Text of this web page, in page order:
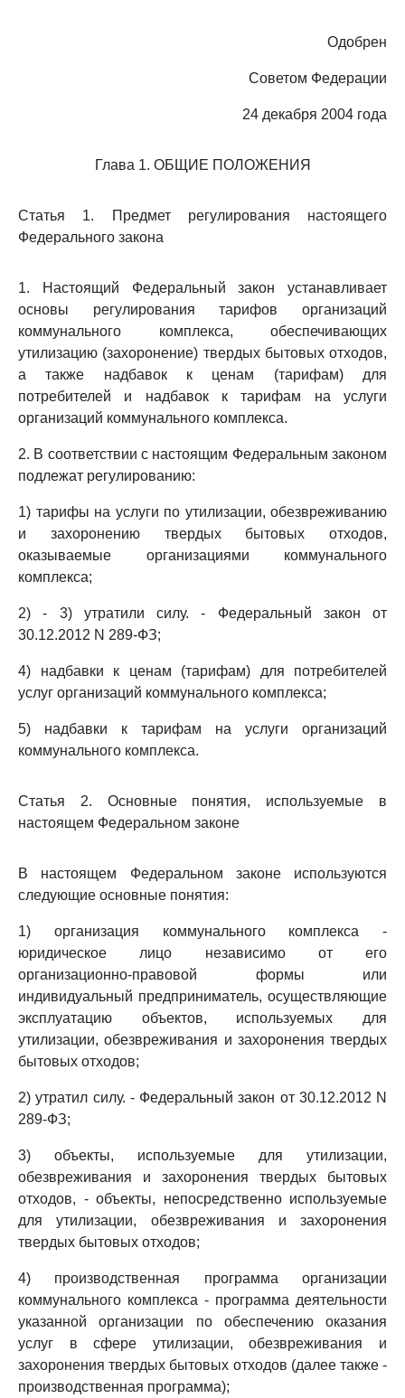
Одобрен
Советом Федерации
24 декабря 2004 года
Глава 1. ОБЩИЕ ПОЛОЖЕНИЯ
Статья 1. Предмет регулирования настоящего
Федерального закона
1. Настоящий Федеральный закон устанавливает
основы регулирования тарифов организаций
коммунального комплекса, обеспечивающих
утилизацию (захоронение) твердых бытовых отходов,
а также надбавок к ценам (тарифам) для
потребителей и надбавок к тарифам на услуги
организаций коммунального комплекса.
2. В соответствии с настоящим Федеральным законом
подлежат регулированию:
1) тарифы на услуги по утилизации, обезвреживанию
и захоронению твердых бытовых отходов,
оказываемые организациями коммунального
комплекса;
2) - 3) утратили силу. - Федеральный закон от
30.12.2012 N 289-ФЗ;
4) надбавки к ценам (тарифам) для потребителей
услуг организаций коммунального комплекса;
5) надбавки к тарифам на услуги организаций
коммунального комплекса.
Статья 2. Основные понятия, используемые в
настоящем Федеральном законе
В настоящем Федеральном законе используются
следующие основные понятия:
1) организация коммунального комплекса -
юридическое лицо независимо от его
организационно-правовой формы или
индивидуальный предприниматель, осуществляющие
эксплуатацию объектов, используемых для
утилизации, обезвреживания и захоронения твердых
бытовых отходов;
2) утратил силу. - Федеральный закон от 30.12.2012 N
289-ФЗ;
3) объекты, используемые для утилизации,
обезвреживания и захоронения твердых бытовых
отходов, - объекты, непосредственно используемые
для утилизации, обезвреживания и захоронения
твердых бытовых отходов;
4) производственная программа организации
коммунального комплекса - программа деятельности
указанной организации по обеспечению оказания
услуг в сфере утилизации, обезвреживания и
захоронения твердых бытовых отходов (далее также -
производственная программа);